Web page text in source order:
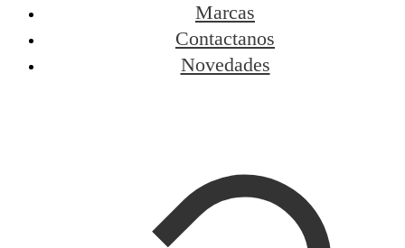
Marcas
Contactanos
Novedades